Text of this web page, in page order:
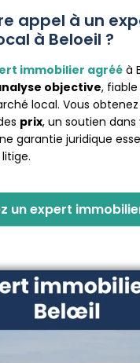
appel à un
à Beloeil ?
immobilier agréé à
objective,
local. Vous obtenez
prix, un soutien dans
garantie juridique
un expert